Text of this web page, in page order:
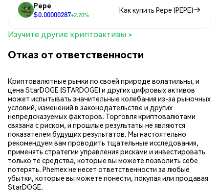
Pepe
$0.00000287+2.20%
Как купить Pepe (PEPE)
Изучите другие криптоактивы >
Отказ от ответственности
Криптовалютные рынки по своей природе волатильны, и
цена StarDOGE (STARDOGE) и других цифровых активов
может испытывать значительные колебания из-за рыночных
условий, изменений в законодательстве и других
непредсказуемых факторов. Торговля криптовалютами
связана с риском, и прошлые результаты не являются
показателем будущих результатов. Мы настоятельно
рекомендуем вам проводить тщательные исследования,
применять стратегии управления рисками и инвестировать
только те средства, которые вы можете позволить себе
потерять. Phemex не несет ответственности за любые
убытки, которые вы можете понести, покупая или продавая
StarDOGE.